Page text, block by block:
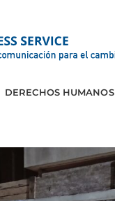
DERECHOS HUMANOS